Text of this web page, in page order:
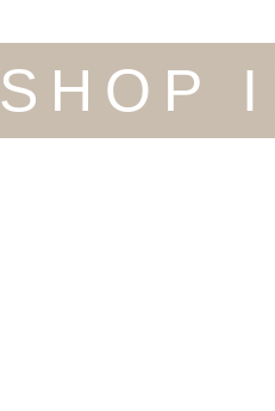
SHOP